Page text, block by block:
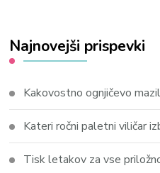
Najnovejši prispevki
Kakovostno ognjičevo
Kateri ročni paletni viličar
Tisk letakov za vse